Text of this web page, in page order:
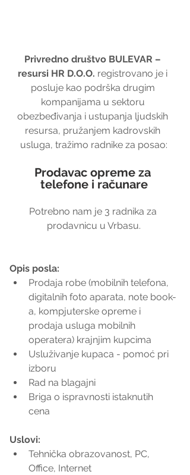
Privredno društvo BULEVAR –
resursi HR D.O.O. registrovano je i
posluje kao podrška drugim
kompanijama u sektoru
obezbeđivanja i ustupanja ljudskih
resursa, pružanjem kadrovskih
usluga, tražimo radnike za posao:
Prodavac opreme za
telefone i računare
Potrebno nam je 3 radnika za
prodavnicu u Vrbasu.
Opis posla:
Prodaja robe (mobilnih telefona,
digitalnih foto aparata, note book-
a, kompjuterske opreme i
prodaja usluga mobilnih
operatera) krajnjim kupcima
Usluživanje kupaca - pomoć pri
izboru
Rad na blagajni
Briga o ispravnosti istaknutih
cena
Uslovi:
Tehnička obrazovanost, PC,
Office, Internet